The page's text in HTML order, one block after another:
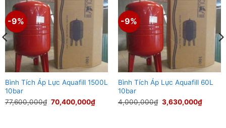
-9%
Bình Tích Áp Lực Aquafill 1500L
10bar
77,600,000₫ Giá
gốc
70,400,000₫Giá
hiện
-9%
Bình Tích Áp Lực Aquafill 60L
10bar
4,000,000₫ Giá
gốc
3,630,000₫Giá
hiện